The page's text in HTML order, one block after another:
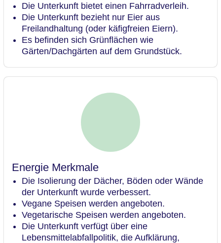
Die Unterkunft bietet einen Fahrradverleih.
Die Unterkunft bezieht nur Eier aus
Freilandhaltung (oder käfigfreien Eiern).
Es befinden sich Grünflächen wie
Gärten/Dachgärten auf dem Grundstück.
Energie Merkmale
Die Isolierung der Dächer, Böden oder Wände
der Unterkunft wurde verbessert.
Vegane Speisen werden angeboten.
Vegetarische Speisen werden angeboten.
Die Unterkunft verfügt über eine
Lebensmittelabfallpolitik, die Aufklärung,